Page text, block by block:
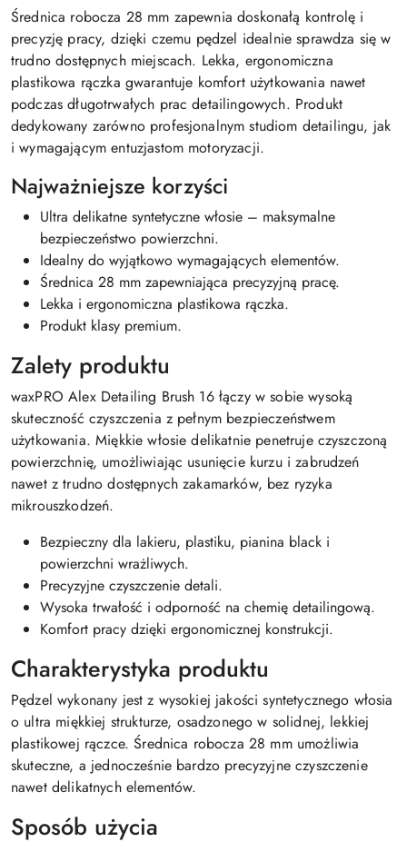
Średnica robocza 28 mm zapewnia doskonałą kontrolę i
precyzję pracy, dzięki czemu pędzel idealnie sprawdza się w
trudno dostępnych miejscach. Lekka, ergonomiczna
plastikowa rączka gwarantuje komfort użytkowania nawet
podczas długotrwałych prac detailingowych. Produkt
dedykowany zarówno profesjonalnym studiom detailingu, jak
i wymagającym entuzjastom motoryzacji.
Najważniejsze korzyści
Ultra delikatne syntetyczne włosie – maksymalne
bezpieczeństwo powierzchni.
Idealny do wyjątkowo wymagających elementów.
Średnica 28 mm zapewniająca precyzyjną pracę.
Lekka i ergonomiczna plastikowa rączka.
Produkt klasy premium.
Zalety produktu
waxPRO Alex Detailing Brush 16 łączy w sobie wysoką
skuteczność czyszczenia z pełnym bezpieczeństwem
użytkowania. Miękkie włosie delikatnie penetruje czyszczoną
powierzchnię, umożliwiając usunięcie kurzu i zabrudzeń
nawet z trudno dostępnych zakamarków, bez ryzyka
mikrouszkodzeń.
Bezpieczny dla lakieru, plastiku, pianina black i
powierzchni wrażliwych.
Precyzyjne czyszczenie detali.
Wysoka trwałość i odporność na chemię detailingową.
Komfort pracy dzięki ergonomicznej konstrukcji.
Charakterystyka produktu
Pędzel wykonany jest z wysokiej jakości syntetycznego włosia
o ultra miękkiej strukturze, osadzonego w solidnej, lekkiej
plastikowej rączce. Średnica robocza 28 mm umożliwia
skuteczne, a jednocześnie bardzo precyzyjne czyszczenie
nawet delikatnych elementów.
Sposób użycia